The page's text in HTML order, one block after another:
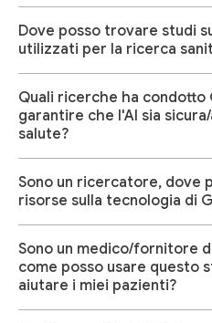
Dove posso trovare studi
utilizzati per la ricerca
Quali ricerche ha condotto
garantire che l'AI sia
salute?
Sono un ricercatore, dove
risorse sulla tecnologia di
Sono un medico/fornitore
come posso usare questo
aiutare i miei pazienti?